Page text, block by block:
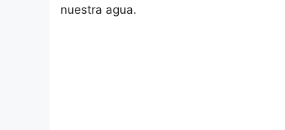
nuestra agua.